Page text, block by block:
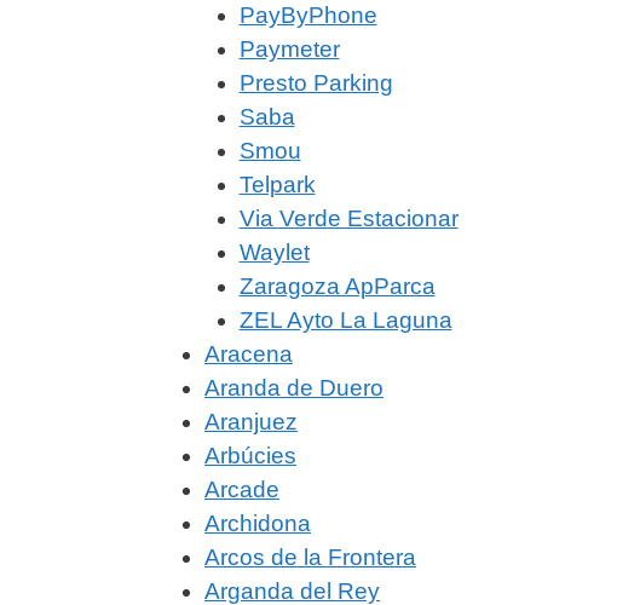
PayByPhone
Paymeter
Presto Parking
Saba
Smou
Telpark
Via Verde Estacionar
Waylet
Zaragoza ApParca
ZEL Ayto La Laguna
Aracena
Aranda de Duero
Aranjuez
Arbúcies
Arcade
Archidona
Arcos de la Frontera
Arganda del Rey